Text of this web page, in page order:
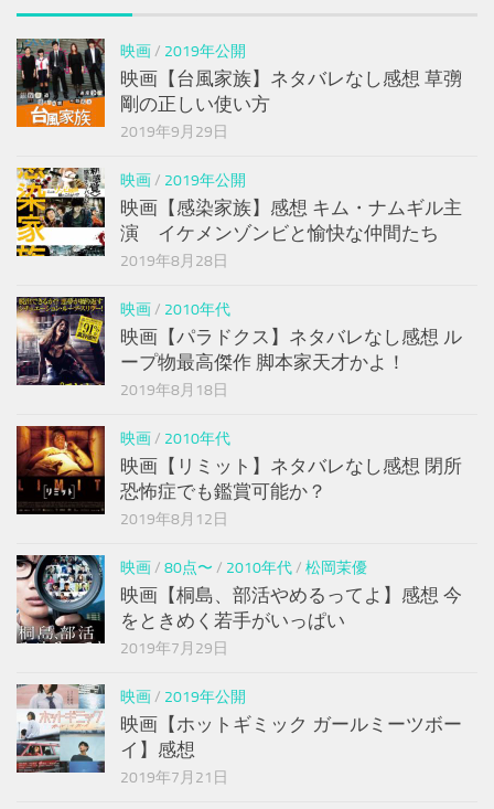
映画/ 2019年公開
映画【台風家族】ネタバレなし感想 草彅
剛の正しい使い方
2019年9月29日
映画/ 2019年公開
映画【感染家族】感想 キム・ナムギル主
演 イケメンゾンビと愉快な仲間たち
2019年8月28日
映画/ 2010年代
映画【パラドクス】ネタバレなし感想 ル
ープ物最高傑作 脚本家天才かよ！
2019年8月18日
映画/ 2010年代
映画【リミット】ネタバレなし感想 閉所
恐怖症でも鑑賞可能か？
2019年8月12日
映画/ 80点〜 / 2010年代/ 松岡茉優
映画【桐島、部活やめるってよ】感想 今
をときめく若手がいっぱい
2019年7月29日
映画/ 2019年公開
映画【ホットギミック ガールミーツボー
イ】感想
2019年7月21日